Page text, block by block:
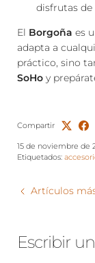
disfrutas de
El Borgoña es
adapta a
práctico, sino
SoHo y
Compartir
15 de noviembre de
Etiquetados:
Artículos
Escribir